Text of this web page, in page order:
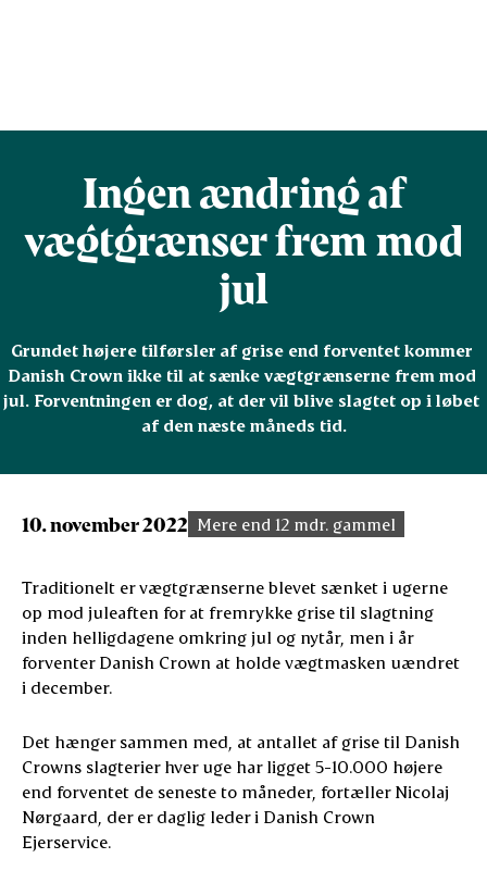
Ingen ændring af
vægtgrænser frem mod
jul
Grundet højere tilførsler af grise end forventet kommer
Danish Crown ikke til at sænke vægtgrænserne frem mod
jul. Forventningen er dog, at der vil blive slagtet op i løbet
af den næste måneds tid.
10. november 2022 Mere end 12 mdr. gammel
Traditionelt er vægtgrænserne blevet sænket i ugerne
op mod juleaften for at fremrykke grise til slagtning
inden helligdagene omkring jul og nytår, men i år
forventer Danish Crown at holde vægtmasken uændret
i december.
Det hænger sammen med, at antallet af grise til Danish
Crowns slagterier hver uge har ligget 5-10.000 højere
end forventet de seneste to måneder, fortæller Nicolaj
Nørgaard, der er daglig leder i Danish Crown
Ejerservice.